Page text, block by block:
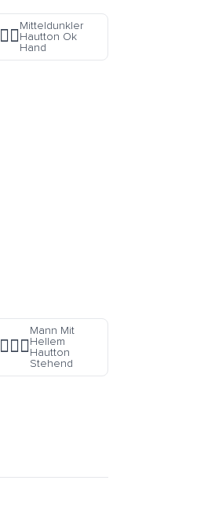
👌🏾
Mitteldunkler
Hautton Ok
Hand
🧍🏻‍♂️
Mann Mit
Hellem
Hautton
Stehend